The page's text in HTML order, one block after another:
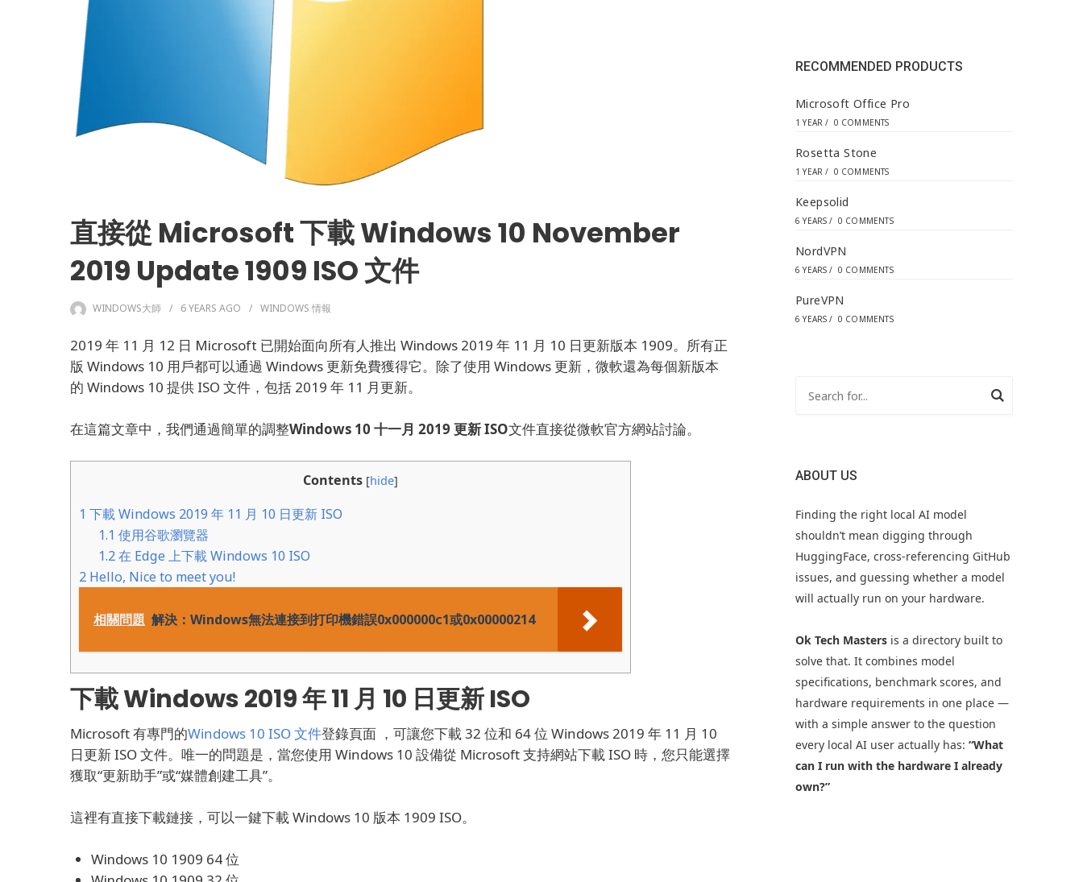
直接從 Microsoft 下載 Windows 10 November
2019 Update 1909 ISO 文件
WINDOWS大師 6 YEARS AGO WINDOWS 情報
2019 年 11 月 12 日 Microsoft 已開始面向所有人推出 Windows 2019 年 11 月 10 日更新版本 1909。 所有正
版 Windows 10 用戶都可以通過 Windows 更新免費獲得它。 除了使用 Windows 更新，微軟還為每個新版本
的 Windows 10 提供 ISO 文件，包括 2019 年 11 月更新。
在這篇文章中，我們通過簡單的調整Windows 10 十一月 2019 更新 ISO文件直接從微軟官方網站討論。
Contents [hide]
1 下載 Windows 2019 年 11 月 10 日更新 ISO
1.1 使用谷歌瀏覽器
1.2在 Edge 上下載 Windows 10 ISO
2 Hello, Nice to meet you!
相關問題 解決：Windows無法連接到打印機錯誤0x000000c1或0x00000214
下載 Windows 2019 年 11 月 10 日更新 ISO
Microsoft 有專門的Windows 10 ISO 文件登錄頁面 ，可讓您下載 32 位和 64 位 Windows 2019 年 11 月 10
日更新 ISO 文件。 唯一的問題是，當您使用 Windows 10 設備從 Microsoft 支持網站下載 ISO 時，您只能選擇
獲取“更新助手”或“媒體創建工具”。
這裡有直接下載鏈接，可以一鍵下載 Windows 10 版本 1909 ISO。
Windows 10 1909 64 位
s
RECOMMENDED PRODUCTS
Microsoft Office Pro
1 YEAR / 0 COMMENTS
Rosetta Stone
1 YEAR / 0 COMMENTS
Keepsolid
6 YEARS / 0 COMMENTS
NordVPN
6 YEARS / 0 COMMENTS
PureVPN
6 YEARS / 0 COMMENTS
ABOUT US
Finding the right local AI model
shouldn’t mean digging through
HuggingFace, cross-referencing GitHub
issues, and guessing whether a model
will actually run on your hardware.
Ok Tech Mastersis a directory built to
solve that. It combines model
specifications, benchmark scores, and
hardware requirements in one place —
with a simple answer to the question
every local AI user actually has: “What
can I run with the hardware I already
own?”